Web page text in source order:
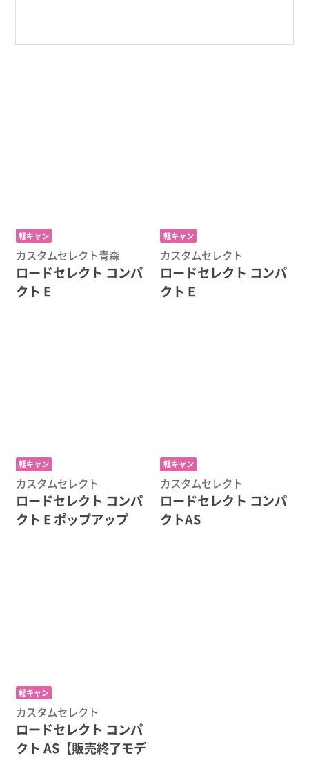
軽キャン
カスタムセレクト青森
ロードセレクト コンパ
クト E
軽キャン
カスタムセレクト
ロードセレクト コンパ
クト E
軽キャン
カスタムセレクト
ロードセレクト コンパ
クト E ポップアップ
軽キャン
カスタムセレクト
ロードセレクト コンパ
クトAS
軽キャン
カスタムセレクト
ロードセレクト コンパ
クト AS【販売終了モデ